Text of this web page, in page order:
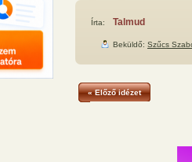
Írta: Talmud
Beküldő: Szűcs
« Előző idézet